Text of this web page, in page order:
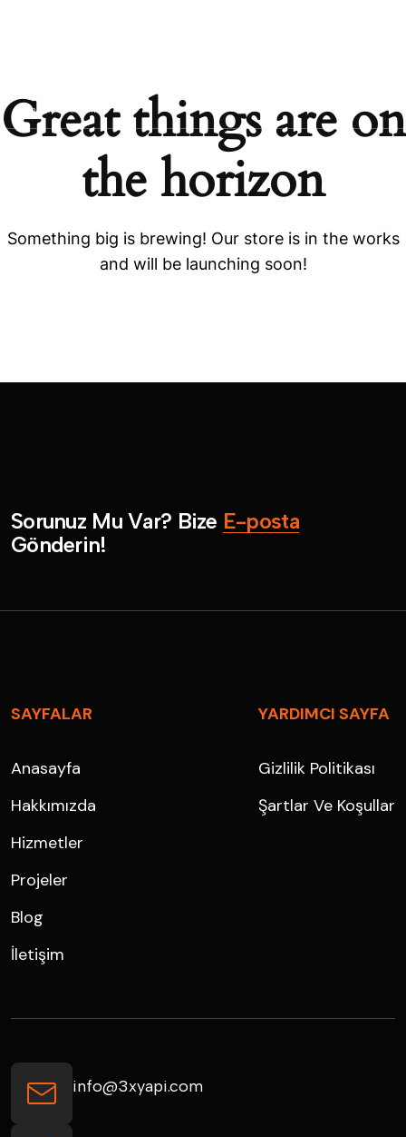
Great things are on
the horizon
Something big is brewing! Our store is in the works
and will be launching soon!
Sorunuz Mu Var? Bize E-posta
Gönderin!
SAYFALAR
Anasayfa
Hakkımızda
Hizmetler
Projeler
Blog
İletişim
YARDIMCI SAYFA
Gizlilik Politikası
Şartlar Ve Koşullar
info@3xyapi.com